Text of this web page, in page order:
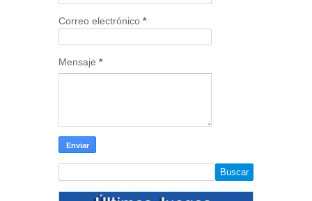
Correo electrónico *
Mensaje *